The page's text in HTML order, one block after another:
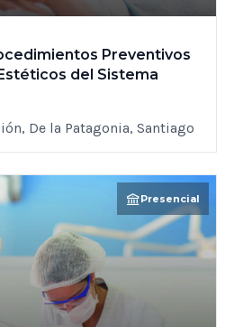
Preventivos
del Sistema
De la Patagonia, Santiago
Presencial